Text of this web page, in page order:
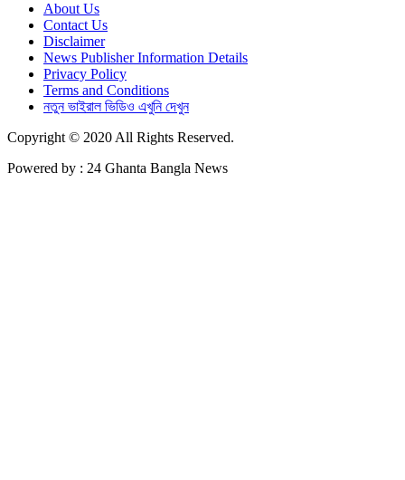
About Us
Contact Us
Disclaimer
News Publisher Information Details
Privacy Policy
Terms and Conditions
নতুন ভাইরাল ভিডিও এখুনি দেখুন
Copyright © 2020 All Rights Reserved.
Powered by : 24 Ghanta Bangla News